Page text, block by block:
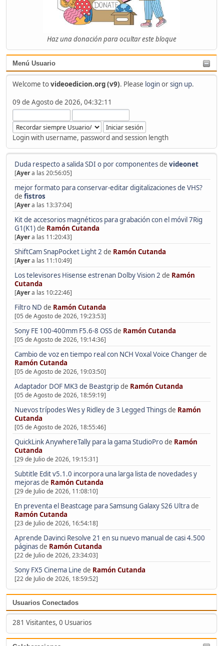
Haz una donación para ocultar este bloque
Menú Usuario
Welcome tovideoedicion.org (v9). Please loginorsign up.
09 de Agosto de 2026, 04:32:11
Login with username, password and session length
Duda respecto a salida SDI o por componentesde videonet
[Ayera las 20:56:05]
mejor formato para conservar-editar digitalizaciones de VHS?
de fistros
[Ayera las 13:37:04]
Kit de accesorios magnéticos para grabación con el móvil 7Rig
G1(K1)de Ramón Cutanda
[Ayera las 11:20:43]
ShiftCam SnapPocket Light 2 de Ramón Cutanda
[Ayera las 11:10:49]
Los televisores Hisense estrenan Dolby Vision 2 de Ramón
Cutanda
[Ayera las 10:22:46]
Filtro ND de Ramón Cutanda
[05 de Agosto de 2026, 19:23:53]
Sony FE 100-400mm F5.6-8 OSSde Ramón Cutanda
[05 de Agosto de 2026, 19:14:36]
Cambio de voz en tiempo real con NCH Voxal Voice Changerde
Ramón Cutanda
[05 de Agosto de 2026, 19:03:50]
Adaptador DOF MK3 de Beastgripde Ramón Cutanda
[05 de Agosto de 2026, 18:59:19]
Nuevos trípodes Wes y Ridley de 3 Legged Thingsde Ramón
Cutanda
[05 de Agosto de 2026, 18:55:46]
QuickLink AnywhereTally para la gama StudioProde Ramón
Cutanda
[29 de Julio de 2026, 19:15:31]
Subtitle Edit v5.1.0 incorpora una larga lista de novedades y
mejorasde Ramón Cutanda
[29 de Julio de 2026, 11:08:10]
En preventa el Beastcage para Samsung Galaxy S26 Ultrade
Ramón Cutanda
[23 de Julio de 2026, 16:54:18]
Aprende Davinci Resolve 21 en su nuevo manual de casi 4.500
páginasde Ramón Cutanda
[22 de Julio de 2026, 23:34:03]
Sony FX5 Cinema Line de Ramón Cutanda
[22 de Julio de 2026, 18:59:52]
Usuarios Conectados
281 Visitantes, 0 Usuarios